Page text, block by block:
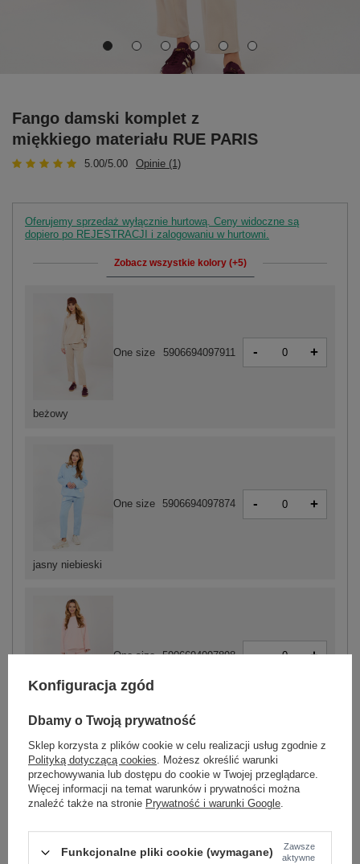
Fango damski komplet z
miękkiego materiału RUE PARIS
5.00/5.00 Opinie (1)
Oferujemy sprzedaż wyłącznie hurtową. Ceny widoczne są
dopiero po REJESTRACJI i zalogowaniu w hurtowni.
Zobacz wszystkie kolory (+5)
jasny niebieski
One size 5906694097874 - +
beżowy
One size 5906694097911 - +
jasny różowy
One size 5906694097898 - +
Zobacz wszystkie kolory (+5)
ZALOGUJ SIĘ I ZOBACZ CENĘ
Masz pytanie? Chętnie pomożemy.
Konfiguracja zgód
Dbamy o Twoją prywatność
Sklep korzysta z plików cookie w celu realizacji usług zgodnie z
Polityką dotyczącą cookies. Możesz określić warunki
przechowywania lub dostępu do cookie w Twojej przeglądarce.
Więcej informacji na temat warunków i prywatności można
znaleźć także na stronie Prywatność i warunki Google.
Funkcjonalne pliki cookie (wymagane)
Zawsze
aktywne